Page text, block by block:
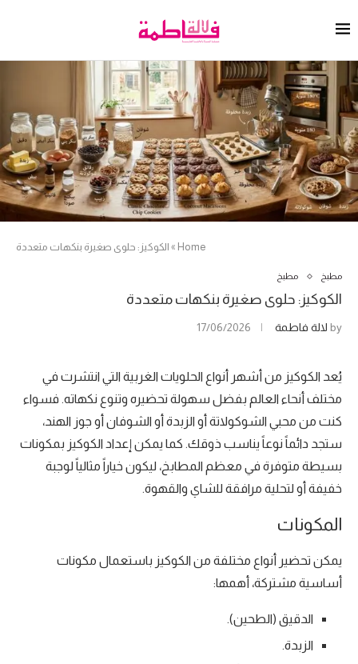
Home
» الكوكيز: حلوى صغيرة بنكهات متعددة
مطبخ مطبخ
الكوكيز: حلوى صغيرة بنكهات متعددة
by لالة فاطمة 17/06/2026
يُعد الكوكيز من أشهر أنواع الحلويات الغربية التي انتشرت في
مختلف أنحاء العالم بفضل سهولة تحضيره وتنوع نكهاته. فسواء
كنت من محبي الشوكولاتة أو الزبدة أو الشوفان أو جوز الهند،
ستجد دائماً نوعاً يناسب ذوقك. كما يمكن إعداد الكوكيز بمكونات
بسيطة متوفرة في معظم المطابخ، ليكون خياراً مثالياً لوجبة
خفيفة أو لتحلية مرافقة للشاي والقهوة.
المكونات
يمكن تحضير أنواع مختلفة من الكوكيز باستعمال مكونات
أساسية مشتركة، أهمها:
الدقيق (الطحين).
الزبدة.